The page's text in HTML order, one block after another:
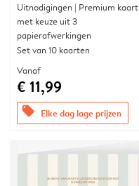
Uitnodigingen | Premium kaart
met keuze uit 3
papierafwerkingen
Set van 10 kaarten
Vanaf
€ 11,99
offers Elke dag lage prijzen